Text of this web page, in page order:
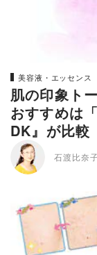
美容液・エッセンス
肌の印象ト
おすすめは
DK』が比較
石渡比奈